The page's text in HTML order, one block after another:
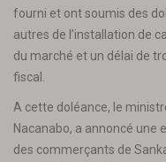
fourni et ont soumis des
autres de l’installation de
du marché et un délai de
fiscal.
A cette doléance, le
Nacanabo, a annoncé une
des commerçants de